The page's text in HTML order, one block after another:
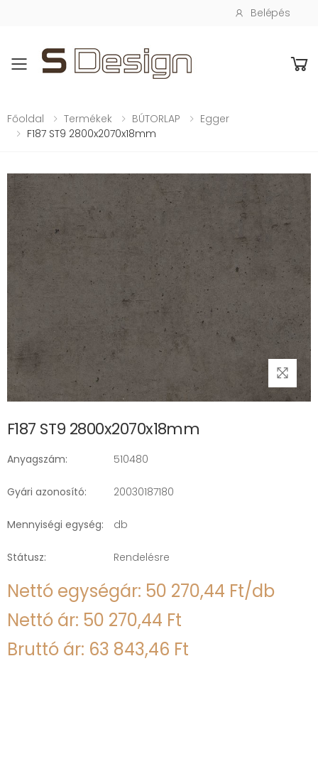
Belépés
Toggle mobile menu
Főoldal Termékek BÚTORLAP
Egger
F187 ST9 2800x2070x18mm
F187 ST9 2800x2070x18mm
Anyagszám: 510480
Gyári azonosító: 20030187180
Mennyiségi egység: db
Státusz: Rendelésre
Nettó egységár: 50 270,44 Ft/db
Nettó ár: 50 270,44 Ft
Bruttó ár: 63 843,46 Ft